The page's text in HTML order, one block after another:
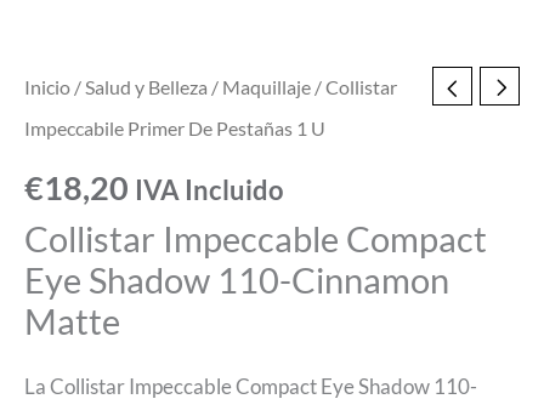
Inicio /Salud y Belleza / Maquillaje / Collistar
Impeccabile Primer De Pestañas 1 U
€18,20 IVA Incluido
Collistar Impeccable Compact
Eye Shadow 110-Cinnamon
Matte
La Collistar Impeccable Compact Eye Shadow 110-